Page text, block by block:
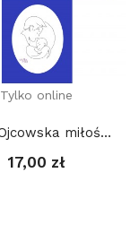
Tylko online
145. - Ojcowska miłość (PDF)
17,00 zł